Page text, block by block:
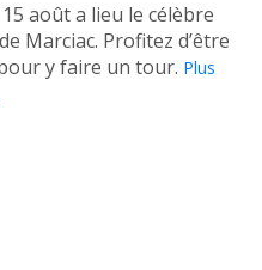
août a lieu le célèbre
Marciac. Profitez d’être
y faire un tour. Plus